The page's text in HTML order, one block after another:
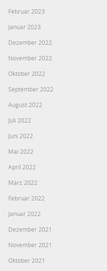
Februar 2023
Januar 2023
Dezember 2022
November 2022
Oktober 2022
September 2022
August 2022
Juli 2022
Juni 2022
Mai 2022
April 2022
März 2022
Februar 2022
Januar 2022
Dezember 2021
November 2021
Oktober 2021